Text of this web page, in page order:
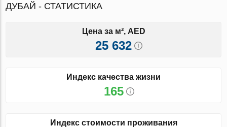
ДУБАЙ - СТАТИСТИКА
Цена за м², AED
25 632
Индекс качества жизни
165
Индекс стоимости проживания